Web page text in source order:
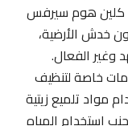
هوم سيرفس
الأرضية،
الفعال.
خاصة لتنظيف
تلميع زيتية
المياه